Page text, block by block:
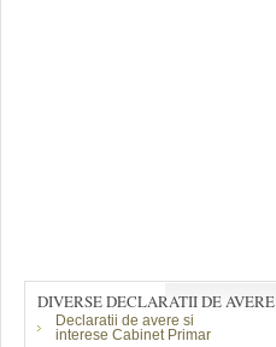
DIVERSE DECLARATII DE AVERE
Declaratii de avere si
interese Cabinet Primar